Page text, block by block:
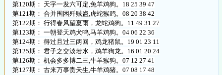
第120期： 天字一发六可定,兔羊鸡狗。18 25 39 47
第121期： 合并围困歼贼盗,虎蛇猴鸡。08 20 38 42
第122期： 行得春风望夏雨，龙蛇鸡狗。11 49 31 27
第123期： 一朝登天鸡犬鸣,马羊鸡狗。04 06 22 36
第124期： 得过且过三两回，鸡龙猪鼠。19 01 23 11
第125期： 君子之交淡若水，鸡羊狗龙。16 01 20 24
第126期： 机会多多博二三,牛羊猴狗。07 12 27 41
第127期： 古来万事贵天生,牛羊鸡猪。07 08 17 48